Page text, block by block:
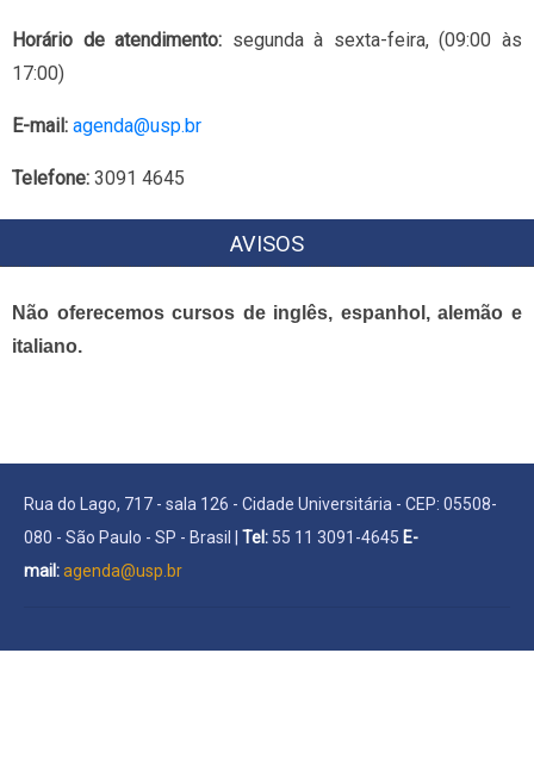
Horário de atendimento: segunda à sexta-feira, (09:00 às
17:00)
E-mail: agenda@usp.br
Telefone: 3091 4645
AVISOS
Não oferecemos cursos de inglês, espanhol, alemão e
italiano.
Rua do Lago, 717 - sala 126 - Cidade Universitária - CEP: 05508-
080 - São Paulo - SP - Brasil | Tel: 55 11 3091-4645 E-
mail:agenda@usp.br